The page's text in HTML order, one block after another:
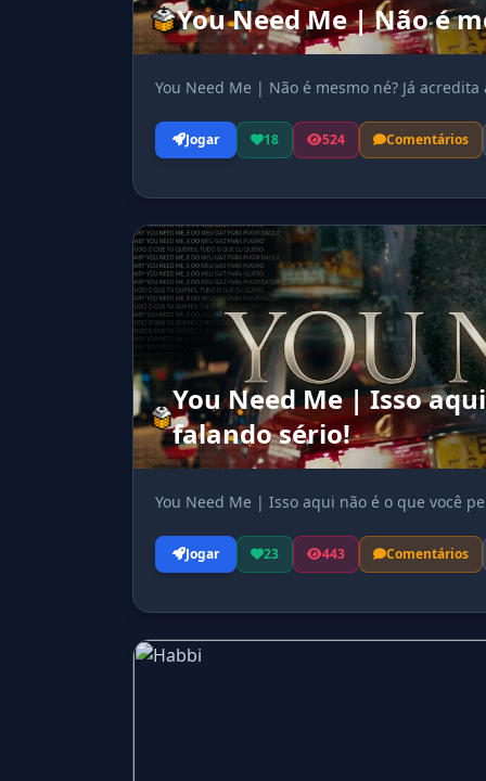
You Need Me | Não é
You Need Me | Não é mesmo né? Já acredita
Jogar 18 524 Comentários
You Need Me | Isso
falando sério!
You Need Me | Isso aqui não é o que você
Jogar 23 443 Comentários